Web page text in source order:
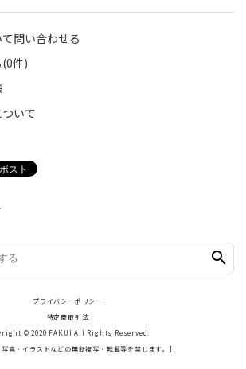
問い合わせる
件)
いて
search
プライバシーポリシー
特定商取引法
© 2020 FAKUI All Rights Reserved.
写真・イラストなどの無断複写・転載等を禁じます。】